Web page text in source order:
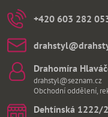
+420 603 282
Drahomíra
drahstyl@seznam.cz
Obchodní oddělení,
Dehtínská 1222/